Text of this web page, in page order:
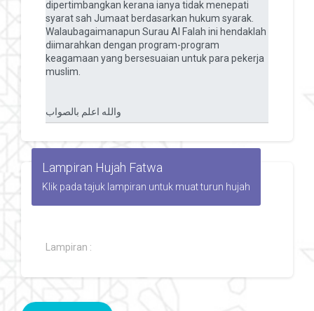
Lampiran Hujah Fatwa
Klik pada tajuk lampiran untuk muat turun hujah
Lampiran :